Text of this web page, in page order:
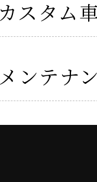
カスタム
メンテナ